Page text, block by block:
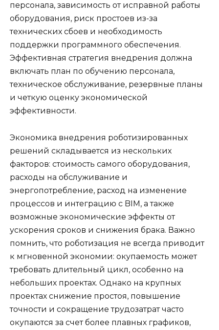
персонала, зависимость от исправной работы
оборудования, риск простоев из-за
технических сбоев и необходимость
поддержки программного обеспечения.
Эффективная стратегия внедрения должна
включать план по обучению персонала,
техническое обслуживание, резервные планы
и четкую оценку экономической
эффективности.
Экономика внедрения роботизированных
решений складывается из нескольких
факторов: стоимость самого оборудования,
расходы на обслуживание и
энергопотребление, расход на изменение
процессов и интеграцию с BIM, а также
возможные экономические эффекты от
ускорения сроков и снижения брака. Важно
помнить, что роботизация не всегда приводит
к мгновенной экономии: окупаемость может
требовать длительный цикл, особенно на
небольших проектах. Однако на крупных
проектах снижение простоя, повышение
точности и сокращение трудозатрат часто
окупаются за счет более плавных графиков,